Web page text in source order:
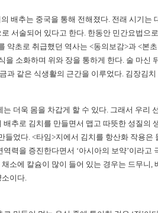
배추는 중국을 통해 전해졌다. 전래 시기는
서술되어 있다고 한다. 한동안 민간요법으
약초로 취급했던 역사는 <동의보감>과 <본
을 소화하며 위와 장을 통하게 한다. 술 마신
과 같은 식생활의 근간을 이루었다. 김장김
더욱 몸을 차갑게 할 수 있다. 그래서 우리
추로 김치를 만들면서 맵고 따뜻한 성질의
었다. <타임>지에서 김치를 항산화 작용
력을 증진한다면서 ‘아시아의 보약’이라고
소에 칼슘이 많이 들어 있는 경우는 드무니,
이다.